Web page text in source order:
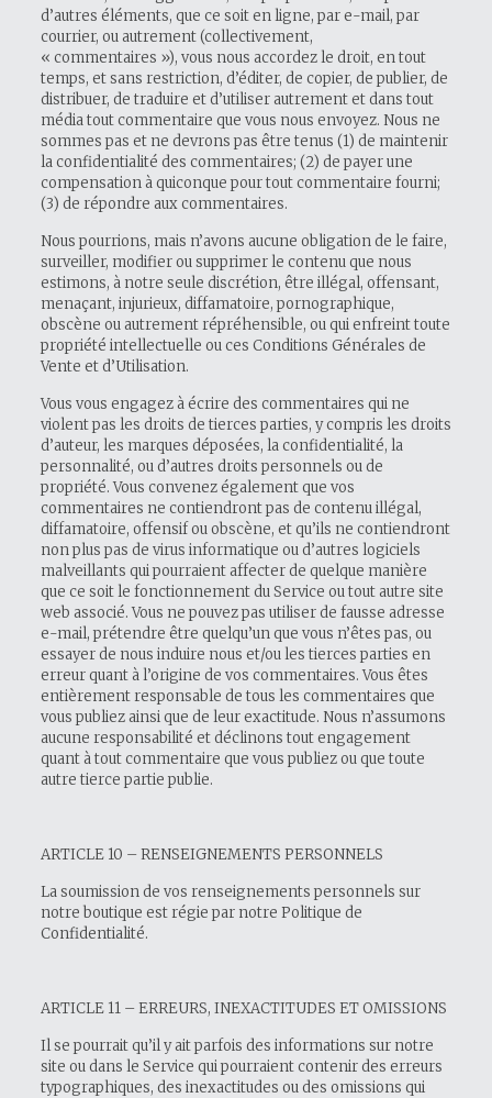
d’autres éléments, que ce soit en ligne, par e-mail, par
courrier, ou autrement (collectivement,
« commentaires »), vous nous accordez le droit, en tout
temps, et sans restriction, d’éditer, de copier, de publier, de
distribuer, de traduire et d’utiliser autrement et dans tout
média tout commentaire que vous nous envoyez. Nous ne
sommes pas et ne devrons pas être tenus (1) de maintenir
la confidentialité des commentaires; (2) de payer une
compensation à quiconque pour tout commentaire fourni;
(3) de répondre aux commentaires.
Nous pourrions, mais n’avons aucune obligation de le faire,
surveiller, modifier ou supprimer le contenu que nous
estimons, à notre seule discrétion, être illégal, offensant,
menaçant, injurieux, diffamatoire, pornographique,
obscène ou autrement répréhensible, ou qui enfreint toute
propriété intellectuelle ou ces Conditions Générales de
Vente et d’Utilisation.
Vous vous engagez à écrire des commentaires qui ne
violent pas les droits de tierces parties, y compris les droits
d’auteur, les marques déposées, la confidentialité, la
personnalité, ou d’autres droits personnels ou de
propriété. Vous convenez également que vos
commentaires ne contiendront pas de contenu illégal,
diffamatoire, offensif ou obscène, et qu’ils ne contiendront
non plus pas de virus informatique ou d’autres logiciels
malveillants qui pourraient affecter de quelque manière
que ce soit le fonctionnement du Service ou tout autre site
web associé. Vous ne pouvez pas utiliser de fausse adresse
e-mail, prétendre être quelqu’un que vous n’êtes pas, ou
essayer de nous induire nous et/ou les tierces parties en
erreur quant à l’origine de vos commentaires. Vous êtes
entièrement responsable de tous les commentaires que
vous publiez ainsi que de leur exactitude. Nous n’assumons
aucune responsabilité et déclinons tout engagement
quant à tout commentaire que vous publiez ou que toute
autre tierce partie publie.
ARTICLE 10 – RENSEIGNEMENTS PERSONNELS
La soumission de vos renseignements personnels sur
notre boutique est régie par notre Politique de
Confidentialité.
ARTICLE 11 – ERREURS, INEXACTITUDES ET OMISSIONS
Il se pourrait qu’il y ait parfois des informations sur notre
site ou dans le Service qui pourraient contenir des erreurs
typographiques, des inexactitudes ou des omissions qui